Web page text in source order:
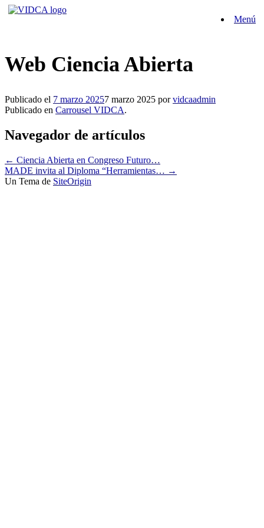
Saltar
Menú
Web Ciencia Abierta
Publicado el 7 marzo 20257 marzo 2025 porvidcaadmin
Publicado en Carrousel VIDCA.
Navegador de artículos
← Ciencia Abierta en Congreso Futuro…
MADE invita al Diploma “Herramientas… →
Un Tema de SiteOrigin